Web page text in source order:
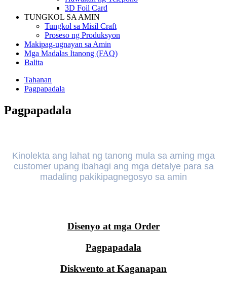
3D Foil Card
TUNGKOL SA AMIN
Tungkol sa Misil Craft
Proseso ng Produksyon
Makipag-ugnayan sa Amin
Mga Madalas Itanong (FAQ)
Balita
Tahanan
Pagpapadala
Pagpapadala
Kinolekta ang lahat ng tanong mula sa aming mga
customer upang ibahagi ang mga detalye para sa
madaling pakikipagnegosyo sa amin
Disenyo at mga Order
Pagpapadala
Diskwento at Kaganapan